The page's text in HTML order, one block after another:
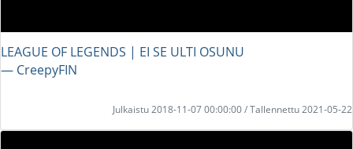
LEAGUE OF LEGENDS | EI SE ULTI OSUNU
― CreepyFIN
Julkaistu 2018-11-07 00:00:00 / Tallennettu 2021-05-22